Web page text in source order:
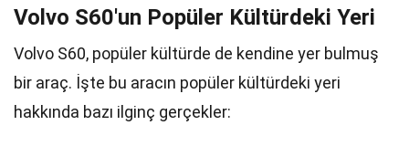
Volvo S60'un Popüler Kültürdeki Yeri
Volvo S60, popüler kültürde de kendine yer bulmuş
bir araç. İşte bu aracın popüler kültürdeki yeri
hakkında bazı ilginç gerçekler: